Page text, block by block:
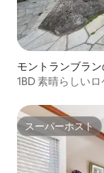
モントランブラ
1BD 素晴らしい
スーパーホスト
スーパーホスト